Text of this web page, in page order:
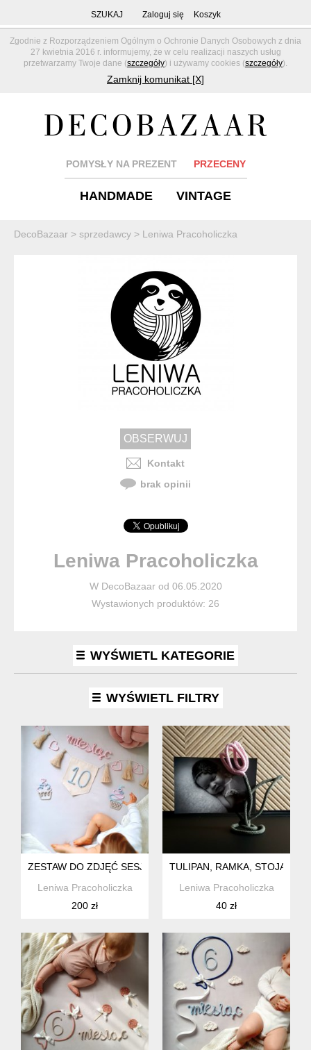
Zgodnie z Rozporządzeniem Ogólnym o Ochronie Danych Osobowych z dnia
27 kwietnia 2016 r. informujemy, że w celu realizacji naszych usług
przetwarzamy Twoje dane (szczegóły) i używamy cookies (szczegóły).
Zamknij komunikat [X]
SZUKAJ Zaloguj się Koszyk
POMYSŁY NA PREZENT PRZECENY
HANDMADE VINTAGE
DecoBazaar > sprzedawcy > Leniwa Pracoholiczka
Kontakt
brak opinii
Leniwa Pracoholiczka
W DecoBazaar od 06.05.2020
Wystawionych produktów: 26
WYŚWIETL KATEGORIE
WYŚWIETL FILTRY
ZESTAW DO ZDJĘĆ SESJI PIERWSZY ROK ŻYCIA, GIRLANDA
Leniwa Pracoholiczka
200 zł
TULIPAN, RAMKA, STOJAK NA
Leniwa Pracoholiczka
40 zł